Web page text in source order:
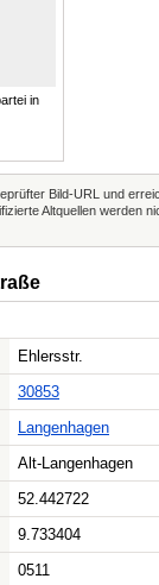
in
Bild-URL und
Altquellen werden
Ehlersstr.
30853
Langenhagen
Alt-Langenhagen
52.442722
9.733404
0511